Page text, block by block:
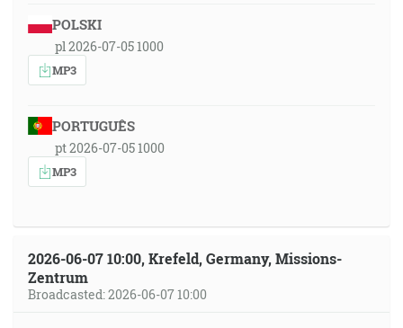
POLSKI
pl 2026-07-05 1000
MP3
PORTUGUÊS
pt 2026-07-05 1000
MP3
2026-06-07 10:00, Krefeld, Germany, Missions-
Zentrum
Broadcasted: 2026-06-07 10:00